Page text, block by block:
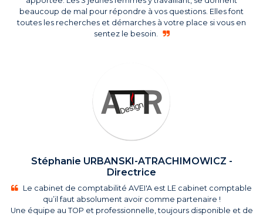
beaucoup de mal pour répondre à vos questions. Elles font
toutes les recherches et démarches à votre place si vous en
sentez le besoin.
Stéphanie URBANSKI-ATRACHIMOWICZ -
Directrice
Le cabinet de comptabilité AVEI'A est LE cabinet comptable
qu’il faut absolument avoir comme partenaire !
Une équipe au TOP et professionnelle, toujours disponible et de